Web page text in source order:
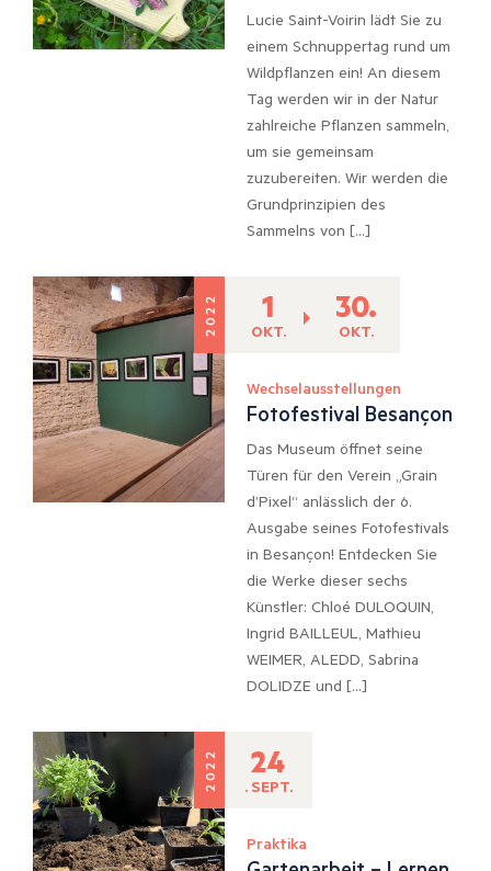
Lucie Saint-Voirin lädt Sie zu
einem Schnuppertag rund um
Wildpflanzen ein! An diesem
Tag werden wir in der Natur
zahlreiche Pflanzen sammeln,
um sie gemeinsam
zuzubereiten. Wir werden die
Grundprinzipien des
Sammelns von […]
2022 1
OKT.
30.
OKT.
Wechselausstellungen
Fotofestival Besançon
Das Museum öffnet seine
Türen für den Verein „Grain
d’Pixel“ anlässlich der 6.
Ausgabe seines Fotofestivals
in Besançon! Entdecken Sie
die Werke dieser sechs
Künstler: Chloé DULOQUIN,
Ingrid BAILLEUL, Mathieu
WEIMER, ALEDD, Sabrina
DOLIDZE und […]
2022 24
. SEPT.
Praktika